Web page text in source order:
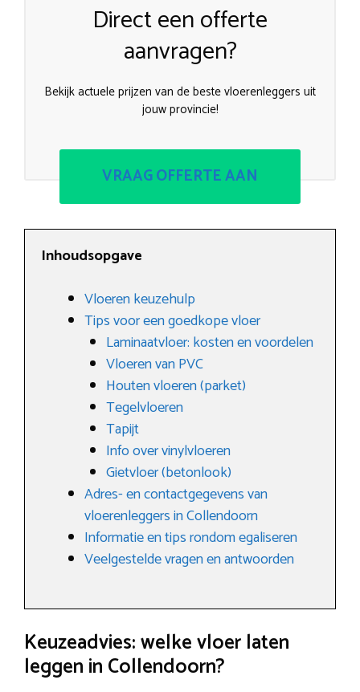
Direct een offerte
aanvragen?
Bekijk actuele prijzen van de beste vloerenleggers uit
jouw provincie!
VRAAG OFFERTE AAN
Inhoudsopgave
Vloeren keuzehulp
Tips voor een goedkope vloer
Laminaatvloer: kosten en voordelen
Vloeren van PVC
Houten vloeren (parket)
Tegelvloeren
Tapijt
Info over vinylvloeren
Gietvloer (betonlook)
Adres- en contactgegevens van
vloerenleggers in Collendoorn
Informatie en tips rondom egaliseren
Veelgestelde vragen en antwoorden
Keuzeadvies: welke vloer laten
leggen in Collendoorn?